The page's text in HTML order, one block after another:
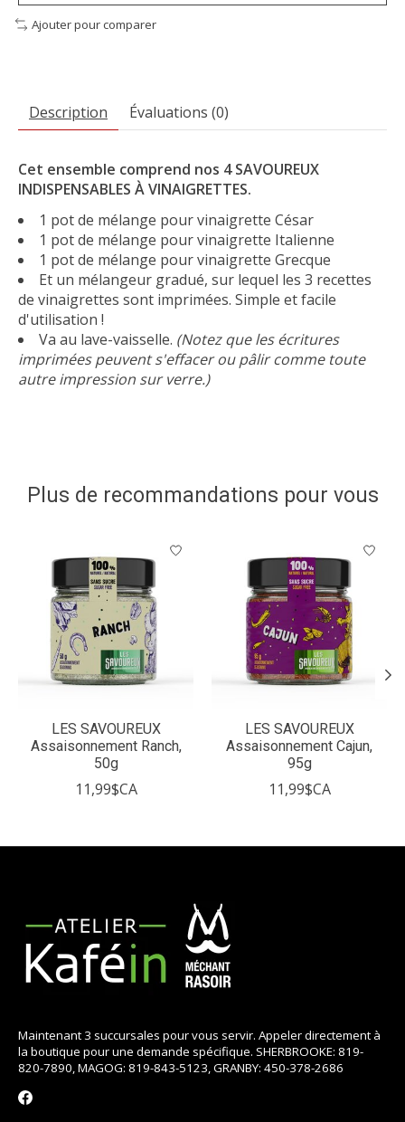
Ajouter pour comparer
Description Évaluations (0)
Cet ensemble comprend nos 4 SAVOUREUX
INDISPENSABLES À VINAIGRETTES.
1 pot de mélange pour vinaigrette César
1 pot de mélange pour vinaigrette Italienne
1 pot de mélange pour vinaigrette Grecque
Et un mélangeur gradué, sur lequel les 3 recettes
de vinaigrettes sont imprimées. Simple et facile
d'utilisation !
Va au lave-vaisselle. (Notez que les écritures
imprimées peuvent s'effacer ou pâlir comme toute
autre impression sur verre.)
Plus de recommandations pour vous
Articles du carrousel de produits
LES SAVOUREUX
Assaisonnement Ranch,
50g
11,99$CA
LES SAVOUREUX
Assaisonnement Cajun,
95g
11,99$CA
Maintenant 3 succursales pour vous servir. Appeler directement à
la boutique pour une demande spécifique. SHERBROOKE: 819-
820-7890, MAGOG: 819-843-5123, GRANBY: 450-378-2686